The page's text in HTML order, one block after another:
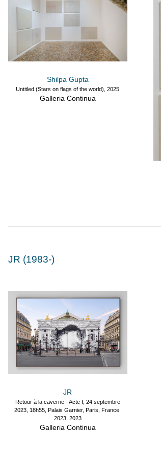
Shilpa Gupta
Untitled (Stars on flags of the world), 2025
Galleria Continua
JR (1983-)
JR
Retour à la caverne - Acte I, 24 septembre
2023, 18h55, Palais Garnier, Paris, France,
2023, 2023
Galleria Continua